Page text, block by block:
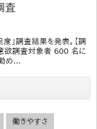
査
」調査結果を発表。【調
意欲調査対象者 600 名に
め...
働きやすさ